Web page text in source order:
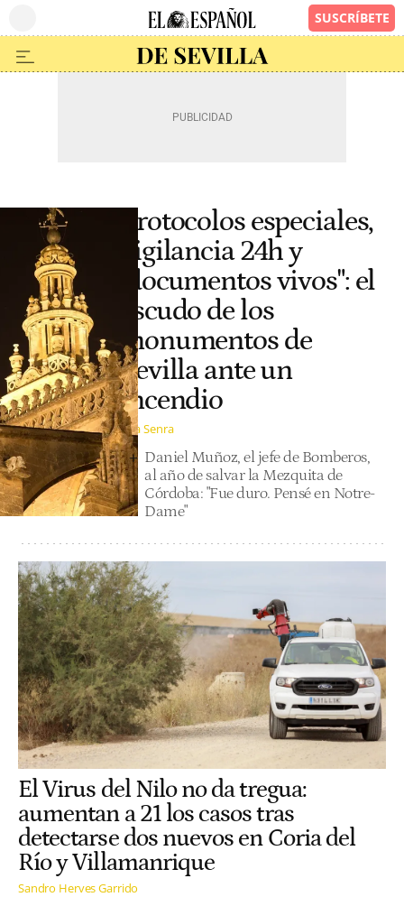
Protocolos especiales,
vigilancia 24h y
"documentos vivos": el
escudo de los
monumentos de
Sevilla ante un
incendio
Julia Senra
Daniel Muñoz, el jefe de Bomberos,
al año de salvar la Mezquita de
Córdoba: "Fue duro. Pensé en Notre-
Dame"
El Virus del Nilo no da tregua:
aumentan a 21 los casos tras
detectarse dos nuevos en Coria del
Río y Villamanrique
Sandro Herves Garrido